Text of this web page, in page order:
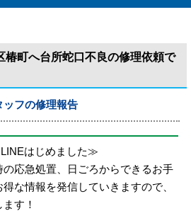
椿町へ台所蛇口不良の修理依頼で
ッフの修理報告
はじめました≫
応急処置、日ごろからできるお手
な情報を発信していきますので、
す！